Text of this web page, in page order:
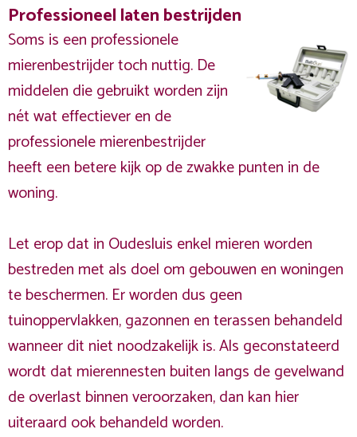
Professioneel laten bestrijden
Soms is een professionele
mierenbestrijder toch nuttig. De
middelen die gebruikt worden zijn
nét wat effectiever en de
professionele mierenbestrijder
heeft een betere kijk op de zwakke punten in de
woning.
Let erop dat in Oudesluis enkel mieren worden
bestreden met als doel om gebouwen en woningen
te beschermen. Er worden dus geen
tuinoppervlakken, gazonnen en terassen behandeld
wanneer dit niet noodzakelijk is. Als geconstateerd
wordt dat mierennesten buiten langs de gevelwand
de overlast binnen veroorzaken, dan kan hier
uiteraard ook behandeld worden.